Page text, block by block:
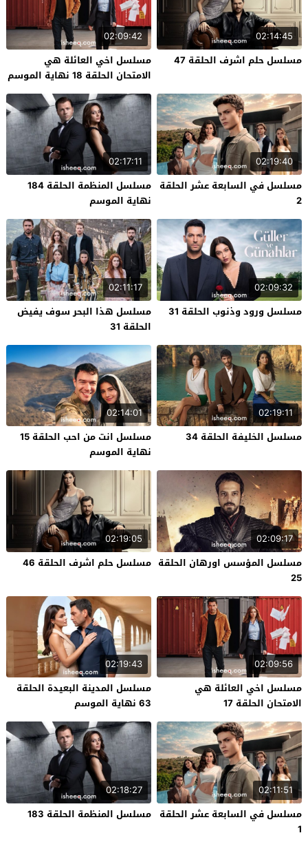
02:14:45
مسلسل حلم اشرف الحلقة 47
02:09:42
مسلسل اخي العائلة هي
الامتحان الحلقة 18 نهاية الموسم
02:19:40
مسلسل في السابعة عشر الحلقة
2
02:17:11
مسلسل المنظمة الحلقة 184
نهاية الموسم
02:09:32
مسلسل ورود وذنوب الحلقة 31
02:11:17
مسلسل هذا البحر سوف يفيض
الحلقة 31
02:19:11
مسلسل الخليفة الحلقة 34
02:14:01
مسلسل انت من احب الحلقة 15
نهاية الموسم
02:09:17
مسلسل المؤسس اورهان الحلقة
25
02:19:05
مسلسل حلم اشرف الحلقة 46
02:09:56
مسلسل اخي العائلة هي
الامتحان الحلقة 17
02:19:43
مسلسل المدينة البعيدة الحلقة
63 نهاية الموسم
02:11:51
مسلسل في السابعة عشر الحلقة
1
02:18:27
مسلسل المنظمة الحلقة 183